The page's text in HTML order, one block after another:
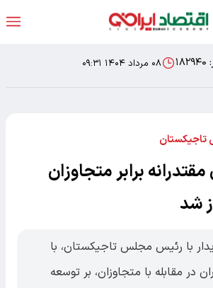
۱۸۲۹۴۰ ۰۸ مرداد ۱۴۰۴ ۰۹:۳۱
تاجیکستان
مقتدرانه برابر متجاوزان
شد
با رئیس مجلس تاجیکستان، با
در مقابله با متجاوزان، بر توسعه